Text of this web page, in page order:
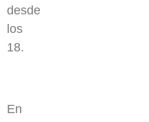
desde
los
18.
En